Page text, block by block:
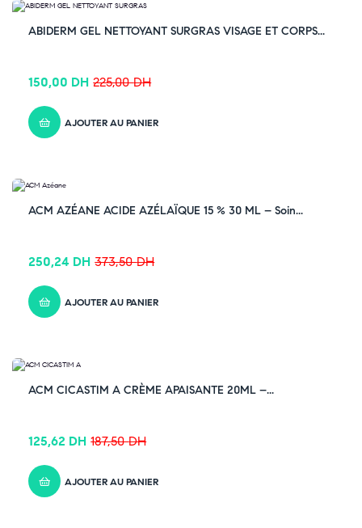
ABIDERM GEL NETTOYANT SURGRAS VISAGE ET CORPS...
225,00DH
150,00 DH
AJOUTER AU PANIER
-33% OFF
ACM AZÉANE ACIDE AZÉLAÏQUE 15 % 30 ML – Soin...
373,50DH
250,24 DH
AJOUTER AU PANIER
ACM CICASTIM A CRÈME APAISANTE 20ML –...
187,50DH
125,62 DH
AJOUTER AU PANIER